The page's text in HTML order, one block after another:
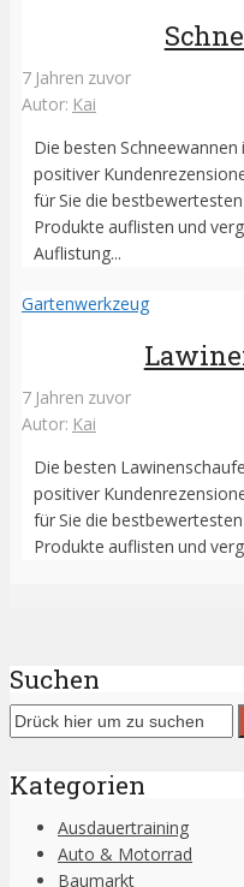
7 Jahren zuvor
Autor: Kai
Die besten
positiver
für Sie die
Produkte auflisten und
Auflistung...
Gartenwerkzeug
7 Jahren zuvor
Autor: Kai
Die besten
positiver
für Sie die
Produkte auflisten und
Suchen
Kategorien
Ausdauertraining
Auto & Motorrad
Baumarkt